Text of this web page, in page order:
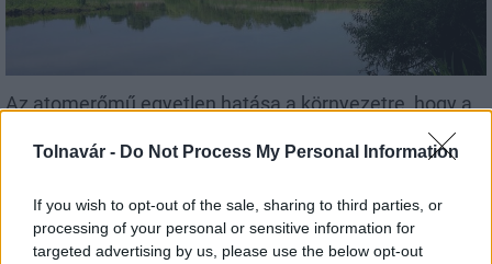
Tolnavár - Do Not Process My Personal Information
If you wish to opt-out of the sale, sharing to third parties, or
processing of your personal or sensitive information for
targeted advertising by us, please use the below opt-out
Az atomerőmű egyetlen hatása a környezetre, hogy a